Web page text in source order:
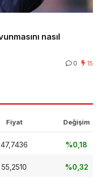
nasıl
0 15
Fiyat Değişim
47,7436 %0,18
55,2510 %0,32